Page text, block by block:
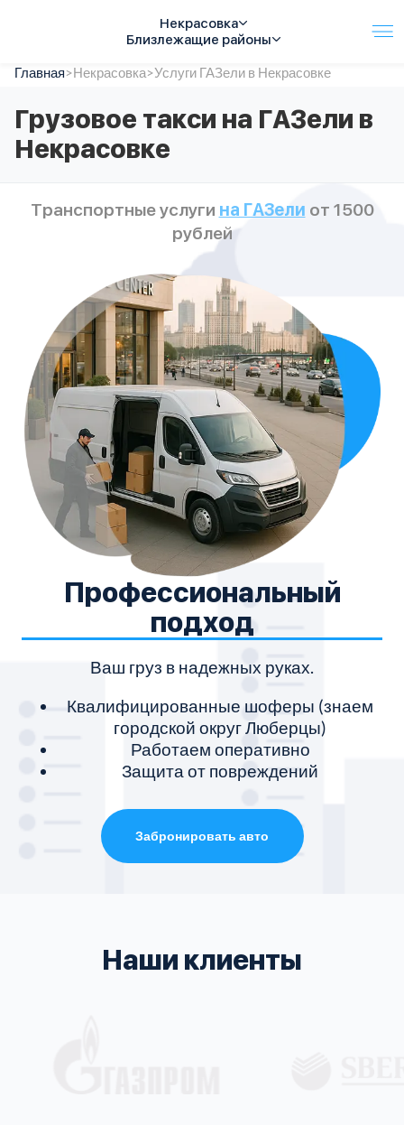
Некрасовка
Близлежащие районы
Услуги
Автопарк
Тарифы
Акции
Контакты
Главная>Некрасовка>Услуги ГАЗели в Некрасовке
Грузовое такси на ГАЗели в
Некрасовке
Транспортные услуги на ГАЗели от 1500
рублей
Профессиональный
подход
Ваш груз в надежных руках.
Квалифицированные шоферы (знаем
городской округ Люберцы)
Работаем оперативно
Защита от повреждений
Забронировать авто
Наши клиенты